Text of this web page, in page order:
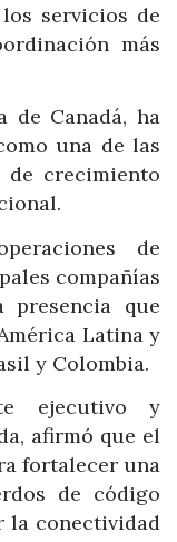
servicios de
más
de Canadá, ha
una de las
crecimiento
de
compañías
presencia que
Latina y
y Colombia.
ejecutivo y
afirmó que el
fortalecer una
de código
la conectividad